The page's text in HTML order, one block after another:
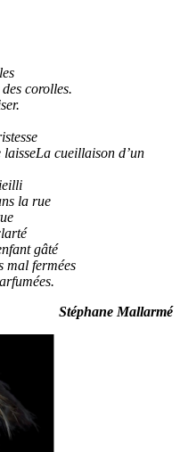
corolles.
laisseLa cueillaison d’un
la rue
gâté
mal fermées
Stéphane Mallarmé